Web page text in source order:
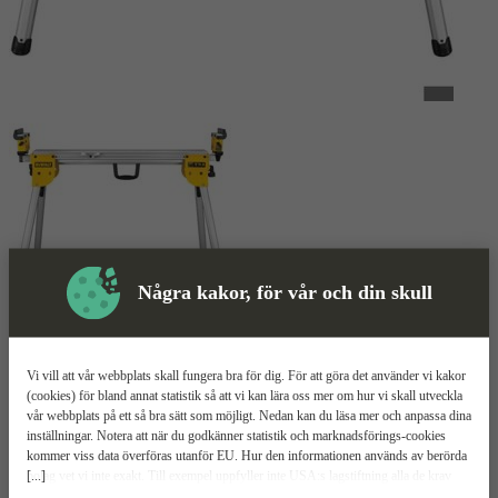
Några kakor, för vår och din skull
[...]
Vi vill att vår webbplats skall fungera bra för dig. För att göra det använder vi kakor
(cookies) för bland annat statistik så att vi kan lära oss mer om hur vi skall utveckla
vår webbplats på ett så bra sätt som möjligt. Nedan kan du läsa mer och anpassa dina
inställningar. Notera att när du godkänner statistik och marknadsförings-cookies
kommer viss data överföras utanför EU. Hur den informationen används av berörda
bolag vet vi inte exakt. Till exempel uppfyller inte USA:s lagstiftning alla de krav
Sågbord
Dewalt DE 7033
Otroligt kompakt, 1,1 m ihopfällt